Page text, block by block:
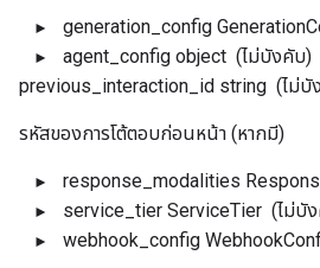
generation_config
agent_config object (ไม่บังคับ)
previous_interaction_id string (ไม่บั
รหัสของการโต้ตอบก่อนหน้า (หากมี)
response_modalities
service_tier ServiceTier (ไม่บั
webhook_config